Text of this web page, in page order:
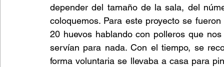
depender del tamaño de la sala, del
coloquemos. Para este proyecto se
20 huevos hablando con polleros que
servían para nada. Con el tiempo, se
forma voluntaria se llevaba a casa para